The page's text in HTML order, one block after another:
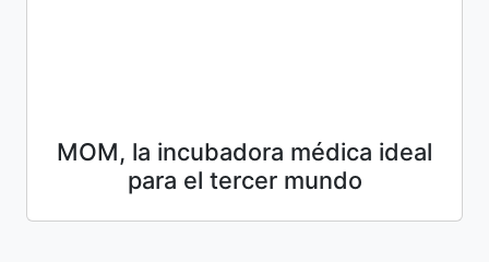
MOM, la incubadora médica ideal
para el tercer mundo